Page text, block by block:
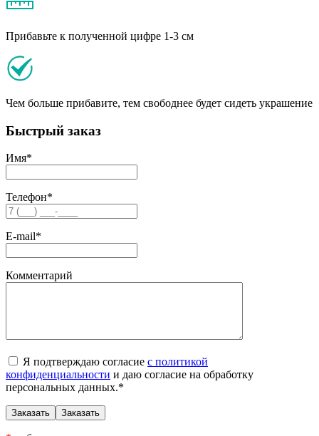
Прибавьте к полученной цифре 1-3 см
Чем больше прибавите, тем свободнее будет сидеть украшение
Быстрый заказ
Имя*
Телефон*
E-mail*
Комментарий
Я подтверждаю согласие с политикой
конфиденциальности и даю согласие на обработку
персональных данных.*